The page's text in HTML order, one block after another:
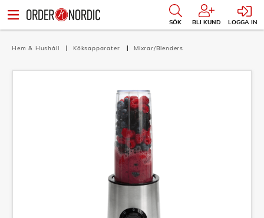
SÖK BLI KUND LOGGA IN
Hem & Hushåll Köksapparater Mixrar/Blenders